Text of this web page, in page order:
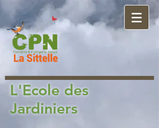
L'Ecole des
Jardiniers